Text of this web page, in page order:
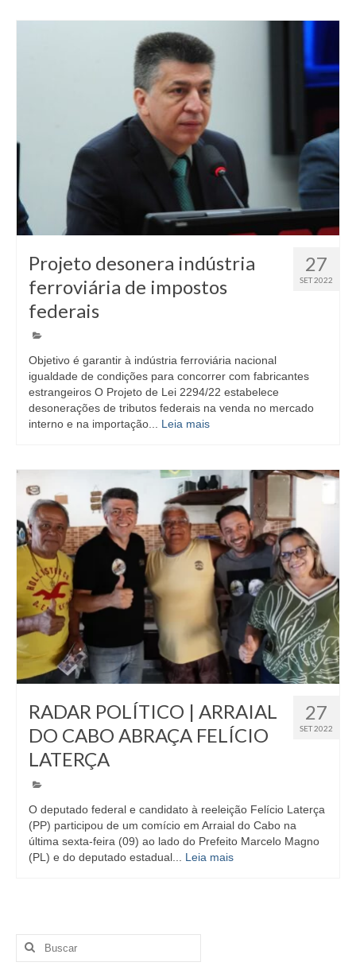
27
SET 2022
Projeto desonera indústria
ferroviária de impostos
federais
Objetivo é garantir à indústria ferroviária nacional
igualdade de condições para concorrer com fabricantes
estrangeiros O Projeto de Lei 2294/22 estabelece
desonerações de tributos federais na venda no mercado
interno e na importação... Leia mais
27
SET 2022
RADAR POLÍTICO | ARRAIAL
DO CABO ABRAÇA FELÍCIO
LATERÇA
O deputado federal e candidato à reeleição Felício Laterça
(PP) participou de um comício em Arraial do Cabo na
última sexta-feira (09) ao lado do Prefeito Marcelo Magno
(PL) e do deputado estadual... Leia mais
Buscar